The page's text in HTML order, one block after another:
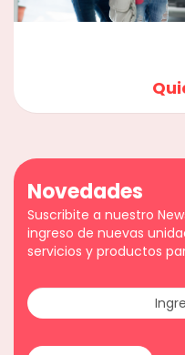
Novedades
Suscribite a nuestro
ingreso de nuevas
servicios y productos